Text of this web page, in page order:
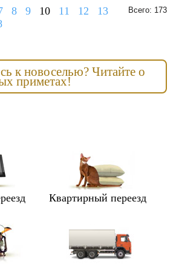
Всего: 173
8 9 10 11 12
13
к новоселью? Читайте о
приметах!
Квартирный переезд